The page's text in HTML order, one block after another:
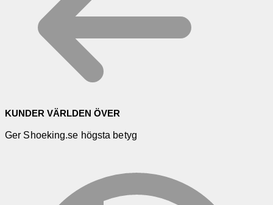
KUNDER VÄRLDEN ÖVER
Ger Shoeking.se högsta betyg